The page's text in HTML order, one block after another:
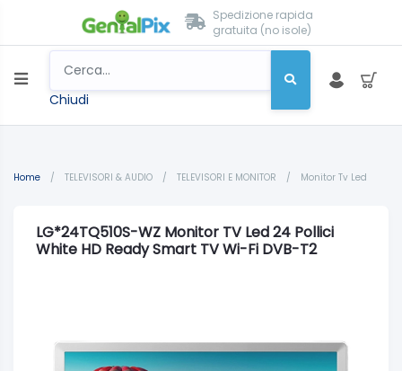
Spedizione rapida
gratuita (no isole)
Chiudi
Home / TELEVISORI & AUDIO / TELEVISORI E MONITOR / Monitor Tv Led
LG*24TQ510S-WZ Monitor TV Led 24 Pollici
White HD Ready Smart TV Wi-Fi DVB-T2